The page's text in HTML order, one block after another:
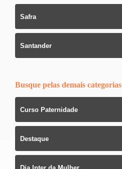
Safra
Santander
Busque pelas demais categorias
Curso Paternidade
Destaque